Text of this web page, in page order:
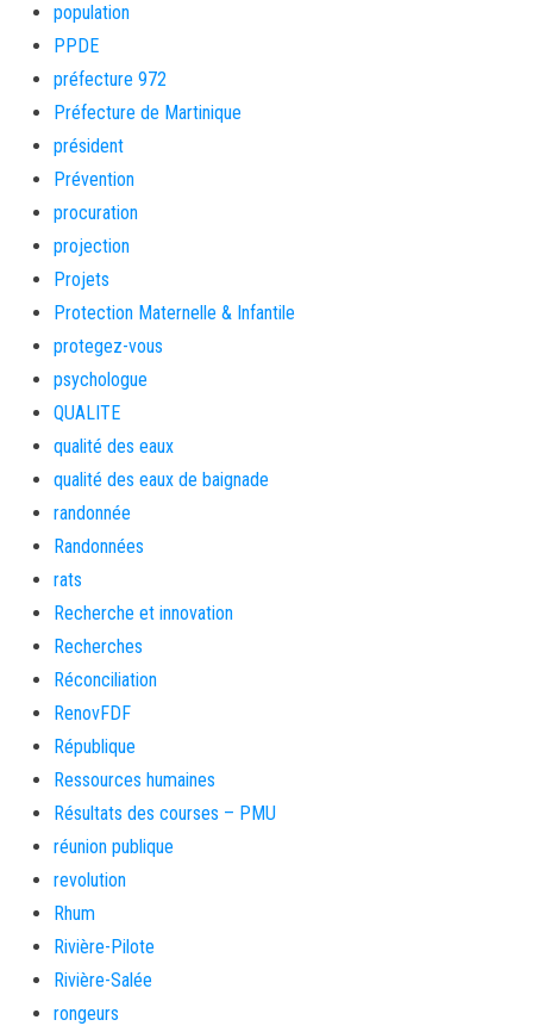
population
PPDE
préfecture 972
Préfecture de Martinique
président
Prévention
procuration
projection
Projets
Protection Maternelle & Infantile
protegez-vous
psychologue
QUALITE
qualité des eaux
qualité des eaux de baignade
randonnée
Randonnées
rats
Recherche et innovation
Recherches
Réconciliation
RenovFDF
République
Ressources humaines
Résultats des courses – PMU
réunion publique
revolution
Rhum
Rivière-Pilote
Rivière-Salée
rongeurs